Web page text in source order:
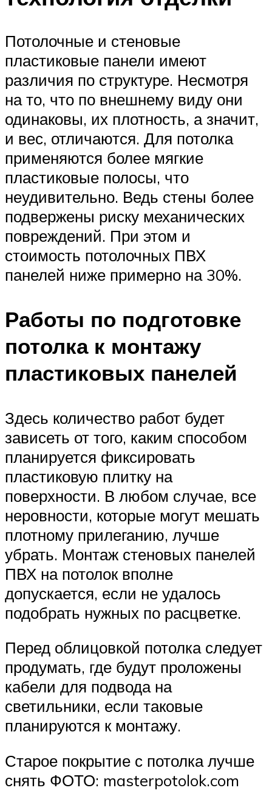
Потолочные и стеновые
пластиковые панели имеют
различия по структуре. Несмотря
на то, что по внешнему виду они
одинаковы, их плотность, а значит,
и вес, отличаются. Для потолка
применяются более мягкие
пластиковые полосы, что
неудивительно. Ведь стены более
подвержены риску механических
повреждений. При этом и
стоимость потолочных ПВХ
панелей ниже примерно на 30%.
Работы по подготовке
потолка к монтажу
пластиковых панелей
Здесь количество работ будет
зависеть от того, каким способом
планируется фиксировать
пластиковую плитку на
поверхности. В любом случае, все
неровности, которые могут мешать
плотному прилеганию, лучше
убрать. Монтаж стеновых панелей
ПВХ на потолок вполне
допускается, если не удалось
подобрать нужных по расцветке.
Перед облицовкой потолка следует
продумать, где будут проложены
кабели для подвода на
светильники, если таковые
планируются к монтажу.
Старое покрытие с потолка лучше
снять ФОТО: masterpotolok.com